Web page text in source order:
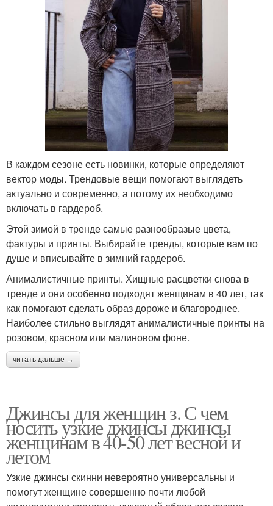
В каждом сезоне есть новинки, которые определяют
вектор моды. Трендовые вещи помогают выглядеть
актуально и современно, а потому их необходимо
включать в гардероб.
Этой зимой в тренде самые разнообразые цвета,
фактуры и принты. Выбирайте тренды, которые вам по
душе и вписывайте в зимний гардероб.
Анималистичные принты. Хищные расцветки снова в
тренде и они особенно подходят женщинам в 40 лет, так
как помогают сделать образ дороже и благороднее.
Наиболее стильно выглядят анималистичные принты на
розовом, красном или малиновом фоне.
читать дальше →
Джинсы для женщин з. С чем
носить узкие джинсы джинсы
женщинам в 40-50 лет весной и
летом
Узкие джинсы скинни невероятно универсальны и
помогут женщине совершенно почти любой